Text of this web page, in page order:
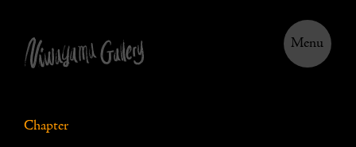
Menu
Chapter